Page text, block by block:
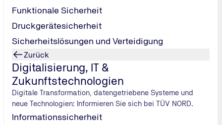
Funktionale Sicherheit
Druckgerätesicherheit
Sicherheitslösungen und Verteidigung
Zurück
Digitalisierung, IT &
Zukunftstechnologien
Digitale Transformation, datengetriebene Systeme und
neue Technologien: Informieren Sie sich bei TÜV NORD.
Informationssicherheit